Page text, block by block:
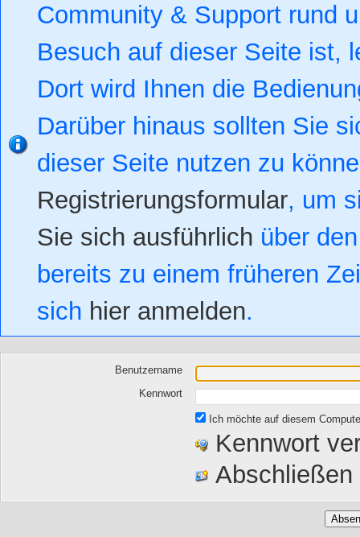
Community & Support rund
Besuch auf dieser Seite ist,
Dort wird Ihnen die
Darüber hinaus sollten Sie
dieser Seite nutzen zu
Registrierungsformular, um
Sie sich ausführlich über
bereits zu einem früheren
sich hier anmelden.
Benutzername
Kennwort
Ich möchte auf diesem
Kennwort
Abschließen